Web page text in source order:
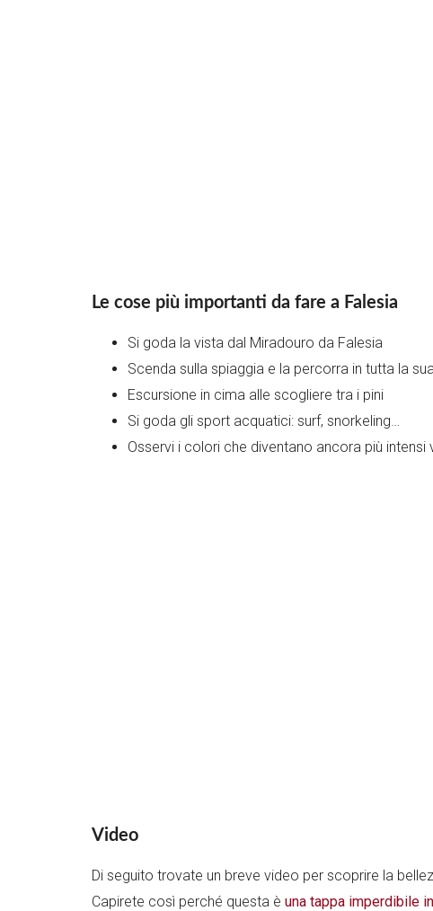
Le cose più importanti da fare a Falesia
Si goda la vista dal Miradouro da Falesia
Scenda sulla spiaggia e la percorra in tutta la
Escursione in cima alle scogliere tra i pini
Si goda gli sport acquatici: surf, snorkeling…
Osservi i colori che diventano ancora più intensi
Video
Di seguito trovate un breve video per scoprire la
Capirete così perché questa è una tappa imperdibile